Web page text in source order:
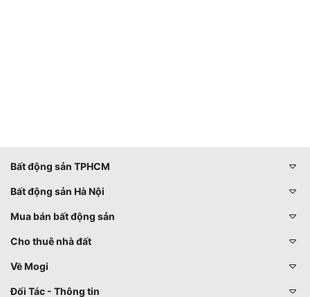
Bất động sản TPHCM
Bất động sản Hà Nội
Mua bán bất động sản
Cho thuê nhà đất
Về Mogi
Đối Tác - Thông tin